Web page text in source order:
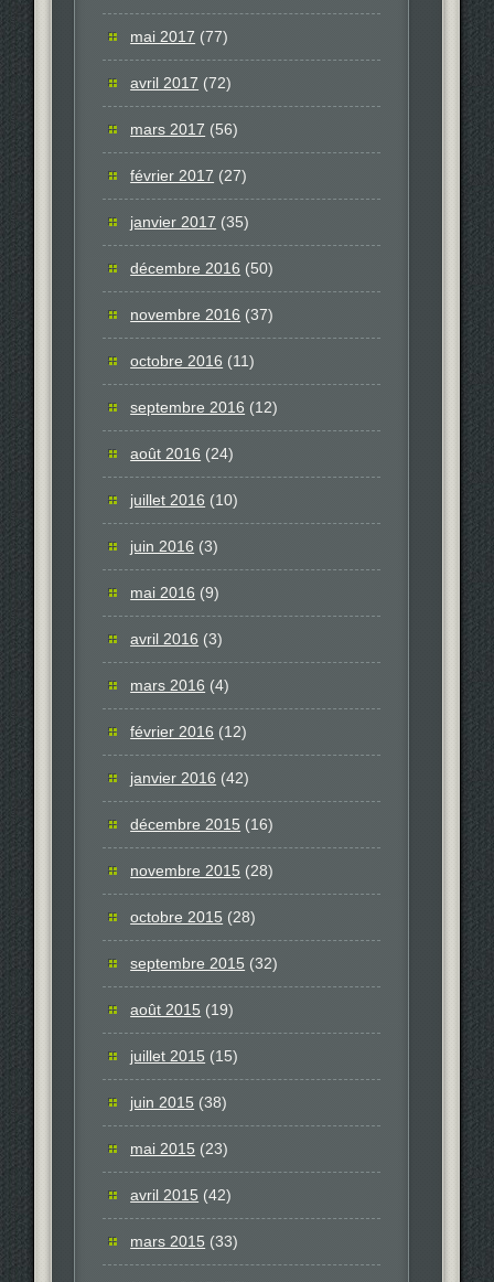
mai 2017 (77)
avril 2017 (72)
mars 2017 (56)
février 2017 (27)
janvier 2017 (35)
décembre 2016 (50)
novembre 2016 (37)
octobre 2016 (11)
septembre 2016 (12)
août 2016 (24)
juillet 2016 (10)
juin 2016 (3)
mai 2016 (9)
avril 2016 (3)
mars 2016 (4)
février 2016 (12)
janvier 2016 (42)
décembre 2015 (16)
novembre 2015 (28)
octobre 2015 (28)
septembre 2015 (32)
août 2015 (19)
juillet 2015 (15)
juin 2015 (38)
mai 2015 (23)
avril 2015 (42)
mars 2015 (33)